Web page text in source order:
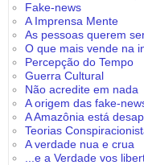
Fake-news
A Imprensa Mente
As pessoas querem
O que mais vende na
Percepção do Tempo
Guerra Cultural
Não acredite em nada
A origem das fake-
A Amazônia está
Teorias
A verdade nua e crua
...e a Verdade vos